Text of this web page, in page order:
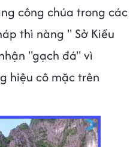
công chúa trong các
thì nàng " Sở Kiều
"gạch đá" vì
hiệu cô mặc trên